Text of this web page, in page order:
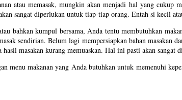
atau memasak, mungkin akan menjadi hal yang
sangat diperlukan untuk tiap-tiap orang. Entah si kecil
bahkan kumpul bersama, Anda tentu membutuhkan
sendirian. Belum lagi mempersiapkan bahan
masakan kurang memuaskan. Hal ini pasti akan sangat
menu makanan yang Anda butuhkan untuk memenuhi